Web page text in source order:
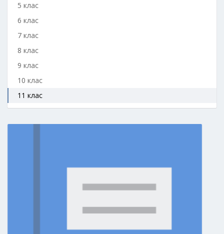
5 клас
6 клас
7 клас
8 клас
9 клас
10 клас
11 клас